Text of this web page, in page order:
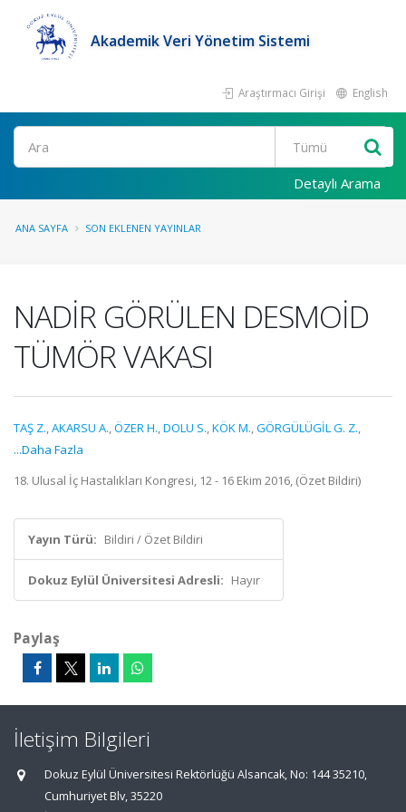
Akademik Veri Yönetim Sistemi
Araştırmacı Girişi English
Ara
Detaylı Arama
ANA SAYFA SON EKLENEN YAYINLAR
NADİR GÖRÜLEN DESMOİD
TÜMÖR VAKASI
TAŞ Z.,AKARSU A.,ÖZER H.,DOLU S.,KÖK M.,GÖRGÜLÜGİL G. Z.,
...Daha Fazla
18. Ulusal İç Hastalıkları Kongresi, 12 - 16 Ekim 2016, (Özet Bildiri)
Yayın Türü: Bildiri / Özet Bildiri
Dokuz Eylül Üniversitesi Adresli: Hayır
Paylaş
İletişim Bilgileri
Dokuz Eylül Üniversitesi Rektörlüğü Alsancak, No: 144 35210,
Cumhuriyet Blv, 35220